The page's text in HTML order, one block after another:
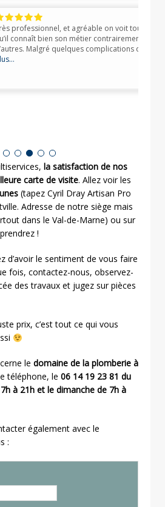
et agréable on voit tout de suite
métier contrairement à
il a su rapidement et à prix
la satisfaction de nos
carte de visite. Allez voir les
(tapez Cyril Dray Artisan Pro
Adresse de notre siège mais
dans le Val-de-Marne) ou sur
!
d’avoir le sentiment de vous faire
fois, contactez-nous, observez-
des travaux et jugez sur pièces
prix, c’est tout ce qui vous
le domaine de la plomberie à
téléphone, le 06 14 19 23 81 du
à 21h et le dimanche de 7h à
également avec le
: